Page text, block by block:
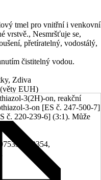
tmel pro vnitřní i venkovní
vrstvě., Nesmršťuje se,
přetíratelný, vodostálý,
čistitelný vodou.
Zdiva
EUH)
3(2H)-on, reakční
3-on [ES č. 247-500-7]
č. 220-239-6] (3:1). Může